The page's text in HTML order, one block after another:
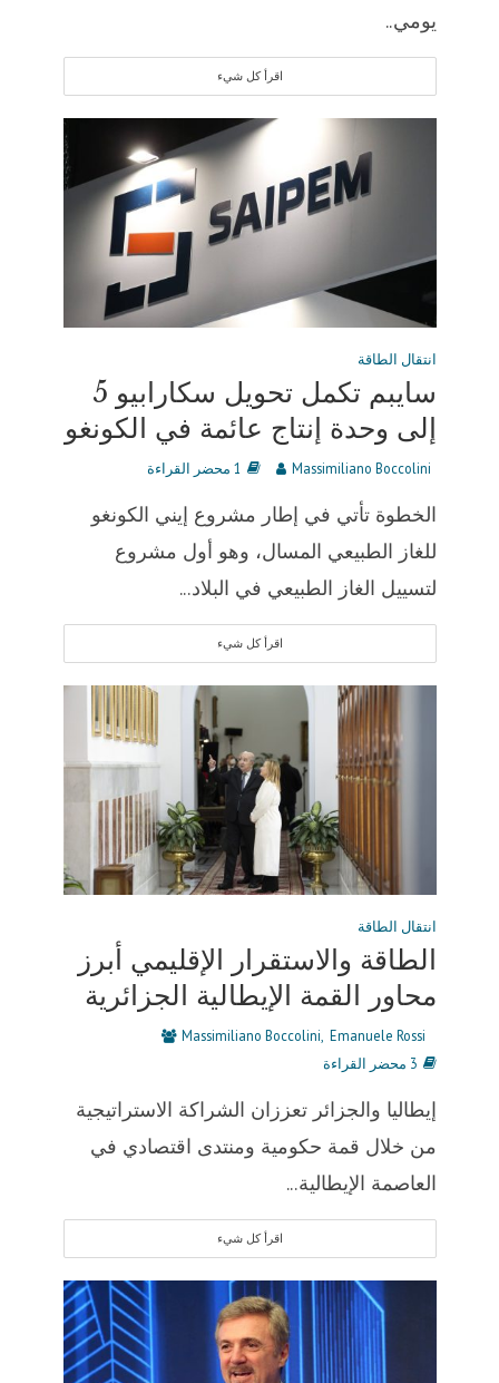
يومي..
اقرأ كل شيء
انتقال الطاقة
سايبم تكمل تحويل سكارابيو 5
إلى وحدة إنتاج عائمة في الكونغو
Massimiliano Boccolini 1 محضر القراءة
الخطوة تأتي في إطار مشروع إيني الكونغو
للغاز الطبيعي المسال، وهو أول مشروع
لتسييل الغاز الطبيعي في البلاد...
اقرأ كل شيء
انتقال الطاقة
الطاقة والاستقرار الإقليمي أبرز
محاور القمة الإيطالية الجزائرية
Massimiliano Boccolini Emanuele Rossi
3 محضر القراءة
إيطاليا والجزائر تعززان الشراكة الاستراتيجية
من خلال قمة حكومية ومنتدى اقتصادي في
العاصمة الإيطالية...
اقرأ كل شيء